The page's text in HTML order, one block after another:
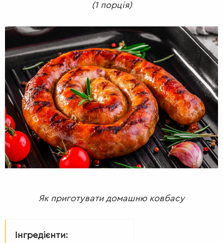
(1 порція)
Як приготувати домашню ковбасу
Інгредієнти: